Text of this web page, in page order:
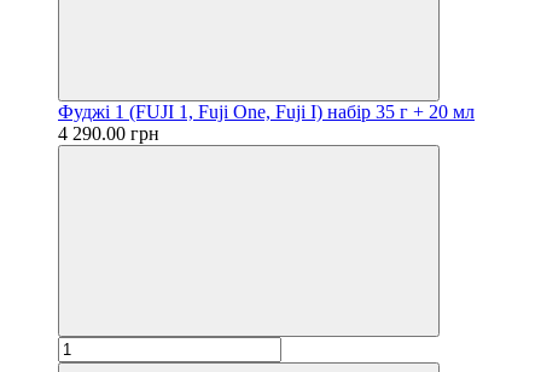
Фуджі 1 (FUJI 1, Fuji One, Fuji I) набір 35 г + 20 мл
4 290.00 грн